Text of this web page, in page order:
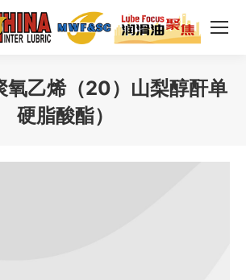
乙烯（20）山梨醇酐单
硬脂酸酯）